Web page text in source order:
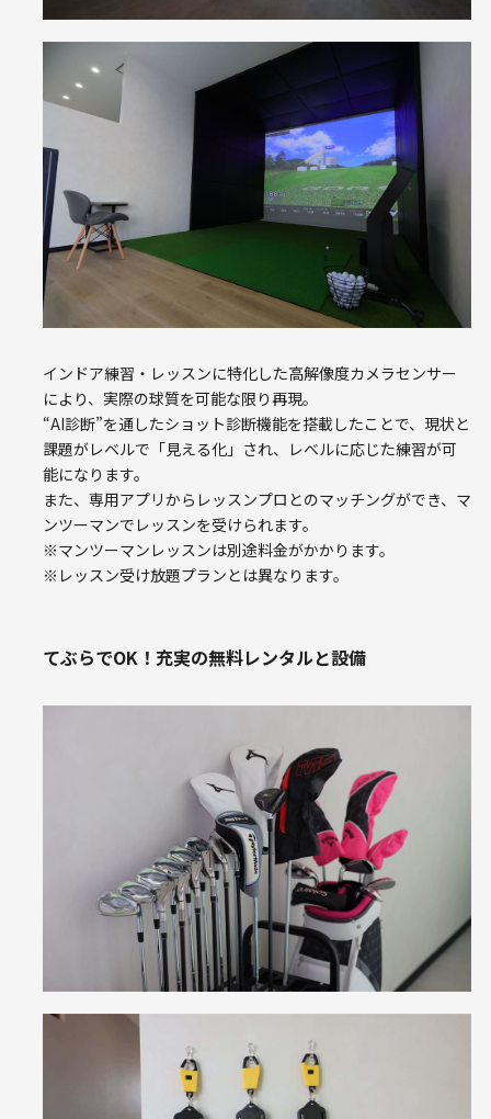
インドア練習・レッスンに特化した高解像度カメラセンサー
により、実際の球質を可能な限り再現。
“AI診断”を通したショット診断機能を搭載したことで、現状と
課題がレベルで「見える化」され、レベルに応じた練習が可
能になります。
また、専用アプリからレッスンプロとのマッチングができ、マ
ンツーマンでレッスンを受けられます。
※マンツーマンレッスンは別途料金がかかります。
※レッスン受け放題プランとは異なります。
てぶらでOK！充実の無料レンタルと設備